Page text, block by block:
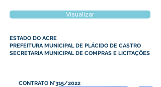
Visualizar
ESTADO DO ACRE
PREFEITURA MUNICIPAL DE PLÁCIDO DE CASTRO
SECRETARIA MUNICIPAL DE COMPRAS E LICITAÇÕES
CONTRATO N°315/2022